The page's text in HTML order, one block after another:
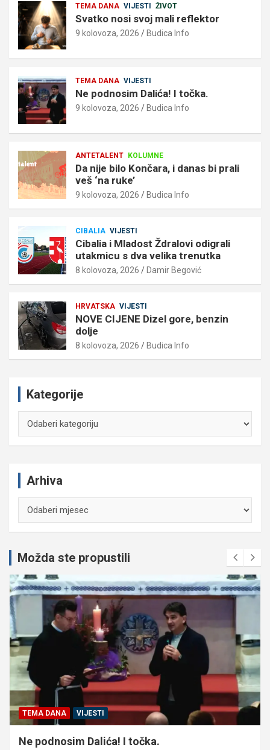
TEMA DANA VIJESTI ŽIVOT
Svatko nosi svoj mali reflektor
9 kolovoza, 2026 Budica Info
TEMA DANA VIJESTI
Ne podnosim Dalića! I točka.
9 kolovoza, 2026 Budica Info
ANTETALENT KOLUMNE
Da nije bilo Končara, i danas bi prali
veš ‘na ruke’
9 kolovoza, 2026 Budica Info
CIBALIA VIJESTI
Cibalia i Mladost Ždralovi odigrali
utakmicu s dva velika trenutka
8 kolovoza, 2026 Damir Begović
HRVATSKA VIJESTI
NOVE CIJENE Dizel gore, benzin
dolje
8 kolovoza, 2026 Budica Info
Kategorije
Arhiva
Možda ste propustili
TEMA DANA VIJESTI
Ne podnosim Dalića! I točka.